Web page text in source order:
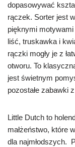
dopasowywać
rączek. Sorter jest
pięknymi
liść, truskawka i
rączki mogły je z
otworu. To
jest świetnym
pozostałe zabawki
Little Dutch to
małżeństwo, które
dla najmłodszych.